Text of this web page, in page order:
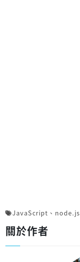
JavaScript 、 node.js
關於作者